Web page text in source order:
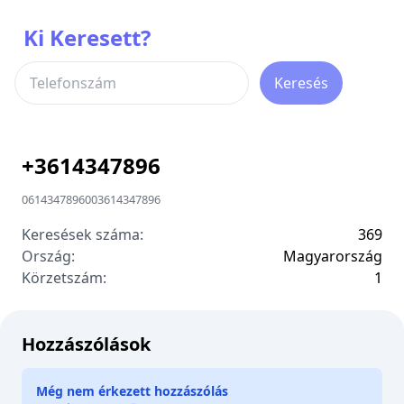
Ki Keresett?
Keresés
+3614347896
0614347896003614347896
Keresések száma:
369
Ország:
Magyarország
Körzetszám:
1
Hozzászólások
Még nem érkezett hozzászólás